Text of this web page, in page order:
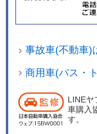
事故車(不動車)
商用車(バス・
LINEヤ
車購入
す。